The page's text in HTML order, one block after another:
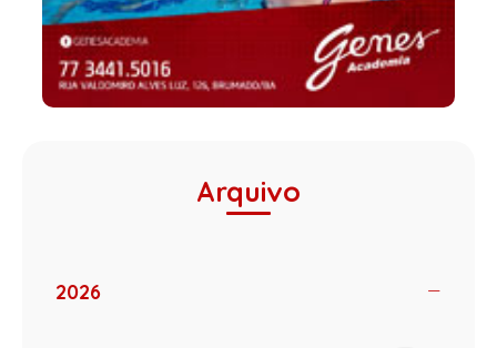
Arquivo
2026